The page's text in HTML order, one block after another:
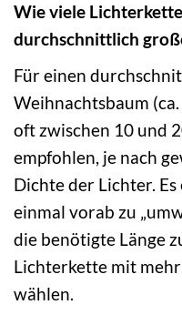
Wie viele
durchschnittlich
Für einen
Weihnachtsbaum
oft zwischen 10 und
empfohlen, je nach
Dichte der Lichter.
einmal vorab zu
die benötigte Länge
Lichterkette mit
wählen.